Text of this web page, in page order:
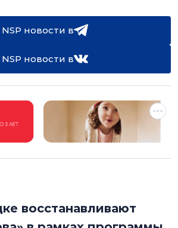
NSP новости в
NSP новости в
восстанавливают